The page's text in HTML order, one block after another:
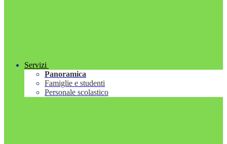
Servizi
Panoramica
Famiglie e studenti
Personale scolastico